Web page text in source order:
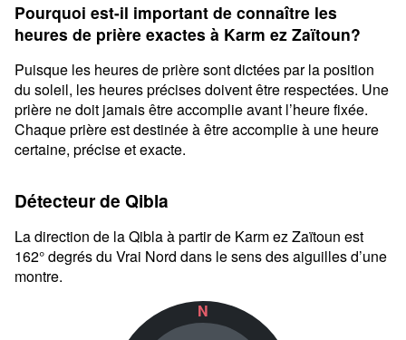
Pourquoi est-il important de connaître les
heures de prière exactes à Karm ez Zaïtoun?
Puisque les heures de prière sont dictées par la position
du soleil, les heures précises doivent être respectées. Une
prière ne doit jamais être accomplie avant l’heure fixée.
Chaque prière est destinée à être accomplie à une heure
certaine, précise et exacte.
Détecteur de Qibla
La direction de la Qibla à partir de Karm ez Zaïtoun est
162° degrés du Vrai Nord dans le sens des aiguilles d’une
montre.
N